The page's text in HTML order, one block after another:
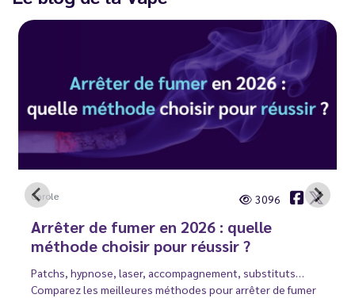
Carole 3096
Arrêter de fumer en 2026 : quelle
méthode choisir pour réussir ?
Patchs, hypnose, laser, accompagnement, substituts…
Comparez les meilleures méthodes pour arrêter de fumer